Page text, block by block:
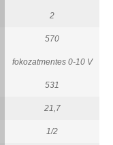
2
570
fokozatmentes 0-10 V
531
21,7
1/2